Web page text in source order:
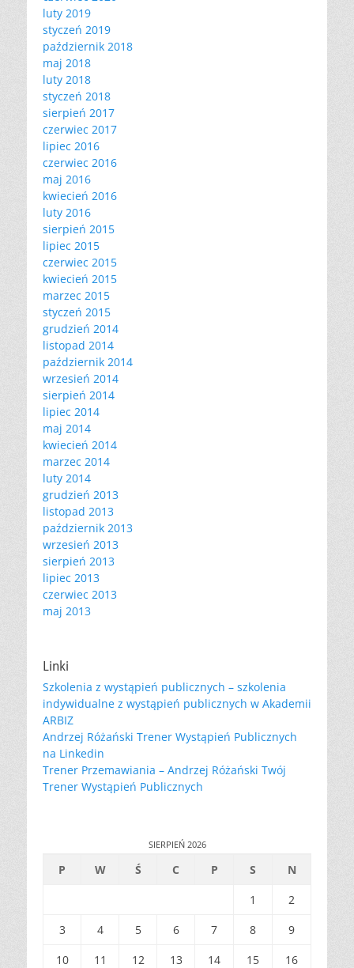
luty 2019
styczeń 2019
październik 2018
maj 2018
luty 2018
styczeń 2018
sierpień 2017
czerwiec 2017
lipiec 2016
czerwiec 2016
maj 2016
kwiecień 2016
luty 2016
sierpień 2015
lipiec 2015
czerwiec 2015
kwiecień 2015
marzec 2015
styczeń 2015
grudzień 2014
listopad 2014
październik 2014
wrzesień 2014
sierpień 2014
lipiec 2014
maj 2014
kwiecień 2014
marzec 2014
luty 2014
grudzień 2013
listopad 2013
październik 2013
wrzesień 2013
sierpień 2013
lipiec 2013
czerwiec 2013
maj 2013
Linki
Szkolenia z wystąpień publicznych – szkolenia
indywidualne z wystąpień publicznych w Akademii
ARBIZ
Andrzej Różański Trener Wystąpień Publicznych
na Linkedin
Trener Przemawiania – Andrzej Różański Twój
Trener Wystąpień Publicznych
SIERPIEŃ 2026
P W Ś C P S
N
1
2
3
4 5 6 7 8
9
10
11 12 13 14 15
16